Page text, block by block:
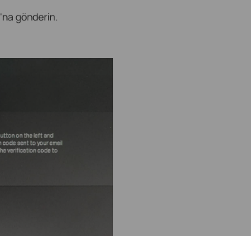
'na gönderin.